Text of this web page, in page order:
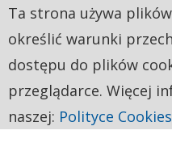
Ta strona używa
określić warunki
dostępu do plików
przeglądarce. Więcej
naszej: Polityce Cookies